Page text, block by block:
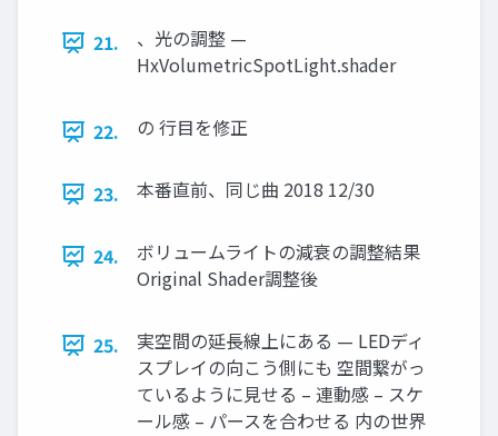
21.
、光の調整 —
HxVolumetricSpotLight.shader
22. の 行目を修正
23. 本番直前、同じ曲 2018 12/30
24.
ボリュームライトの減衰の調整結果
Original Shader調整後
25.
実空間の延長線上にある — LEDディ
スプレイの向こう側にも 空間繋がっ
ているように見せる – 連動感 – スケ
ール感 – パースを合わせる 内の世界